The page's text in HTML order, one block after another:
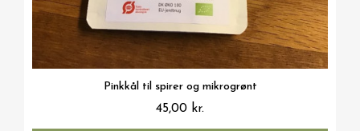
Vis her
Pinkkål til spirer og mikrogrønt
45,00 kr.